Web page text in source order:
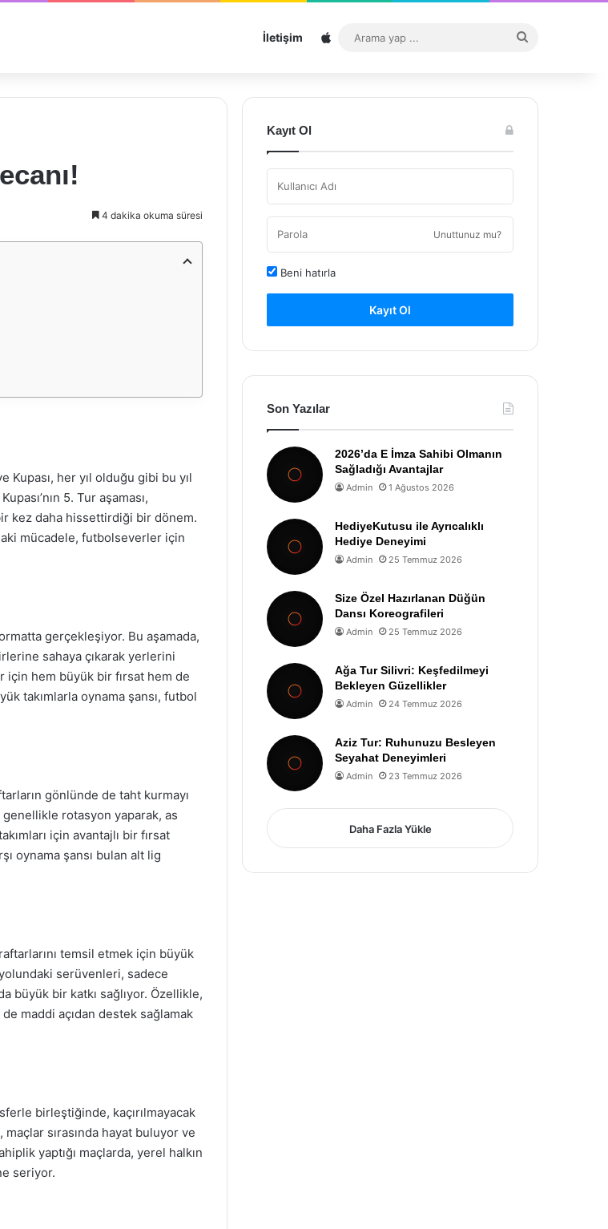
İletişim Sitemap
...
4 dakika okuma süresi
her yıl olduğu gibi bu yıl
5. Tur aşaması,
kez daha hissettirdiği bir dönem.
mücadele, futbolseverler için
gerçekleşiyor. Bu aşamada,
sahaya çıkarak yerlerini
için hem büyük bir fırsat hem de
takımlarla oynama şansı, futbol
gönlünde de taht kurmayı
rotasyon yaparak, as
için avantajlı bir fırsat
oynama şansı bulan alt lig
temsil etmek için büyük
serüvenleri, sadece
büyük bir katkı sağlıyor. Özellikle,
maddi açıdan destek sağlamak
birleştiğinde, kaçırılmayacak
sırasında hayat buluyor ve
yaptığı maçlarda, yerel halkın
seriyor.
Kayıt Ol
Unuttunuz mu?
Beni hatırla
Kayıt Ol
Son Yazılar
2026’da E İmza Sahibi Olmanın
Sağladığı Avantajlar
Admin 1 Ağustos 2026
HediyeKutusu ile Ayrıcalıklı
Hediye Deneyimi
Admin 25 Temmuz 2026
Size Özel Hazırlanan Düğün
Dansı Koreografileri
Admin 25 Temmuz 2026
Ağa Tur Silivri: Keşfedilmeyi
Bekleyen Güzellikler
Admin 24 Temmuz 2026
Aziz Tur: Ruhunuzu Besleyen
Seyahat Deneyimleri
Admin 23 Temmuz 2026
Daha Fazla Yükle